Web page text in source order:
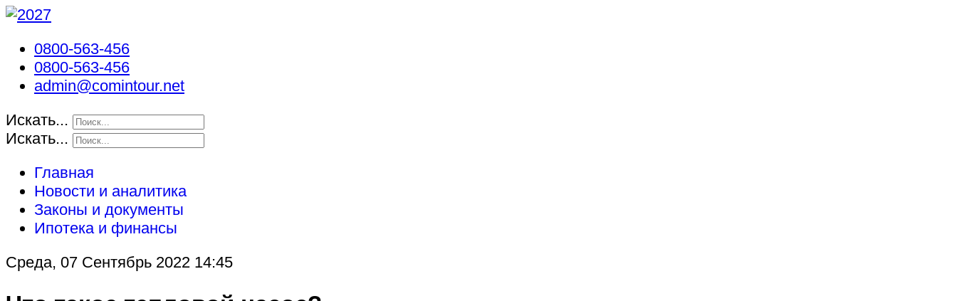
0800-563-456
0800-563-456
admin@comintour.net
Искать...
Искать...
Главная
Новости и аналитика
Законы и документы
Ипотека и финансы
Среда, 07 Сентябрь 2022 14:45